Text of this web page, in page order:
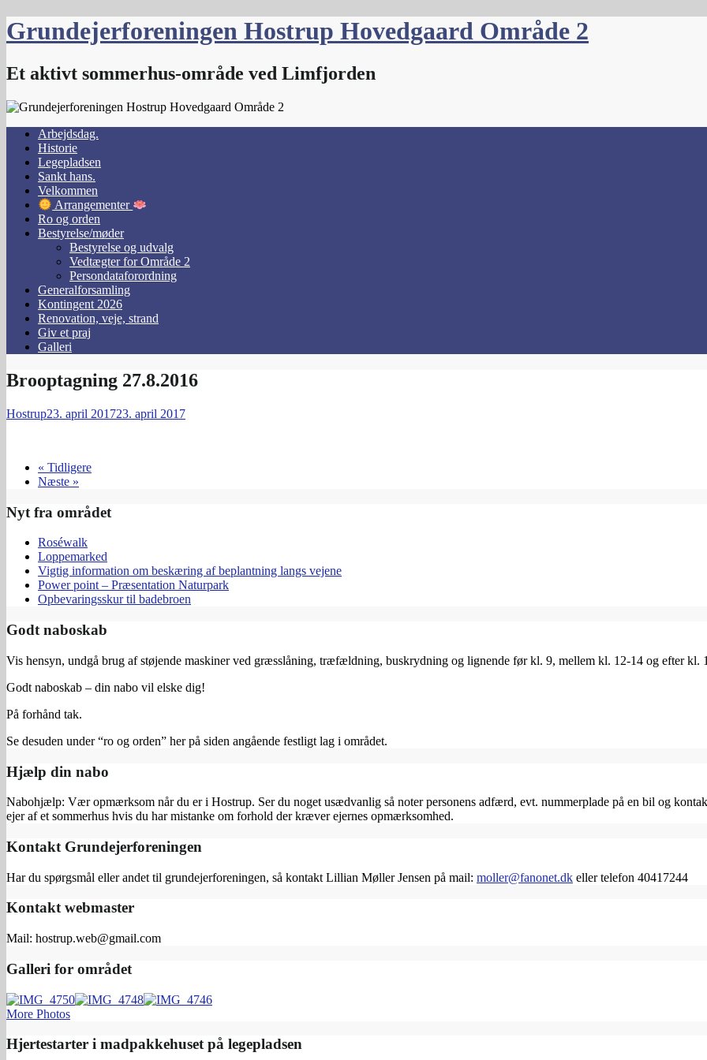
Skip
to
Grundejerforeningen Hostrup Hovedgaard Område 2
Et aktivt sommerhus-område ved Limfjorden
Arbejdsdag.
Historie
Legepladsen
Sankt hans.
Velkommen
Arrangementer
Ro og orden
Bestyrelse/møder
Bestyrelse og udvalg
Vedtægter for Område 2
Persondataforordning
Generalforsamling
Kontingent 2026
Renovation, veje, strand
Giv et praj
Galleri
Brooptagning 27.8.2016
Hostrup23. april 201723. april 2017
« Tidligere
Næste »
Nyt fra området
Roséwalk
Loppemarked
Vigtig information om beskæring af beplantning langs vejene
Power point – Præsentation Naturpark
Opbevaringsskur til badebroen
Godt naboskab
Vis hensyn, undgå brug af støjende maskiner ved græsslåning, træfældning, buskrydning og lignende før kl. 9, mellem kl. 12-14 og efter kl.
Godt naboskab – din nabo vil elske dig!
På forhånd tak.
Se desuden under “ro og orden” her på siden angående festligt lag i området.
Hjælp din nabo
Nabohjælp: Vær opmærksom når du er i Hostrup. Ser du noget usædvanlig så noter personens adfærd, evt. nummerplade på en bil og
ejer af et sommerhus hvis du har mistanke om forhold der kræver ejernes opmærksomhed.
Kontakt Grundejerforeningen
Har du spørgsmål eller andet til grundejerforeningen, så kontakt Lillian Møller Jensen på mail: moller@fanonet.dk eller telefon 40417244
Kontakt webmaster
Mail: hostrup.web@gmail.com
Galleri for området
More Photos
Hjertestarter i madpakkehuset på legepladsen